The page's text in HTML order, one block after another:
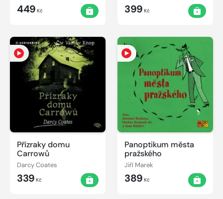
449 Kč 399 Kč
Přízraky domu
Carrowů
Darcy Coates
339 Kč
Panoptikum města
pražského
Jiří Marek
389 Kč